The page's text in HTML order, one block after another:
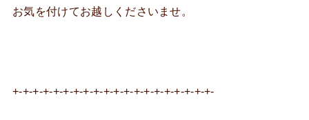
お気を付けてお越しくださいませ。
+-+-+-+-+-+-+-+-+-+-+-+-+-+-+-+-+-+-+-+-